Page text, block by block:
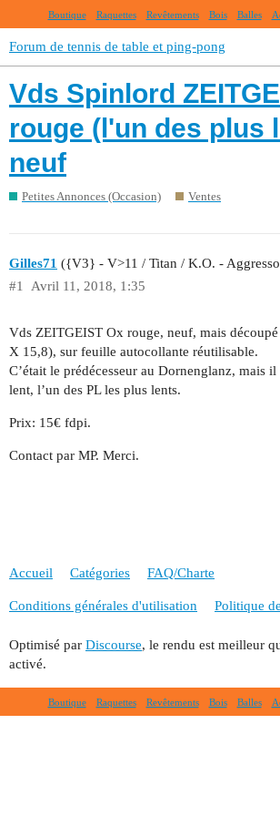
Boutique Raquettes Revêtements Bois Balles
Forum de tennis de table et ping-pong
Vds Spinlord
rouge (l'un des plus
neuf
Petites Annonces (Occasion) Ventes
Gilles71 ({V3} - V>11 / Titan / K.O. -
Avril 11, 2018, 1:35
#1
Vds ZEITGEIST Ox rouge, neuf, mais
X 15,8), sur feuille autocollante réutilisable.
C’était le prédécesseur au Dornenglanz, mais
lent, l’un des PL les plus lents.
Prix: 15€ fdpi.
Contact par MP. Merci.
Accueil Catégories FAQ/Charte
Conditions générales d'utilisation Politique
Optimisé par Discourse, le rendu est meilleur
activé.
Boutique Raquettes Revêtements Bois Balles